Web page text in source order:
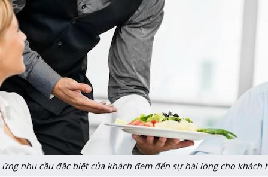
nhu cầu đặc biệt của khách đem đến sự hài lòng cho khách